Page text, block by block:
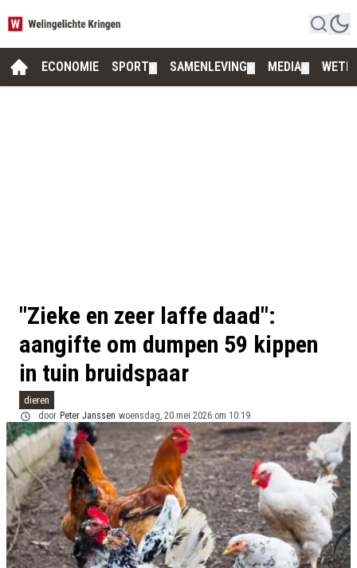
ECONOMIE SPORT SAMENLEVING MEDIA
"Zieke en zeer laffe daad":
aangifte om dumpen 59 kippen
in tuin bruidspaar
dieren
door Peter Janssen woensdag, 20 mei 2026 om 10:19